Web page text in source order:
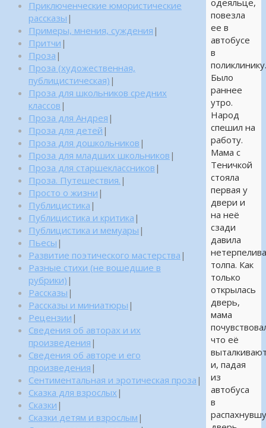
одеяльце,
повезла
ее в
автобусе
в
Было
раннее
утро.
Народ
спешил на
работу.
Мама с
Теничкой
стояла
первая у
двери и
на неё
сзади
давила
толпа. Как
только
открылась
дверь,
мама
что её
и, падая
из
автобуса
в
Приключенческие юмористические
рассказы |
Примеры, мнения, суждения |
Притчи |
Проза |
Проза (художественная,
публицистическая) |
Проза для школьников средних
классов |
Проза для Андрея |
Проза для детей |
Проза для дошкольников |
Проза для младших школьников |
Проза для старшеклассников |
Проза. Путешествия. |
Просто о жизни |
Публицистика |
Публицистика и критика |
Публицистика и мемуары |
Пьесы |
Развитие поэтического мастерства |
Разные стихи (не вошедшие в
рубрики) |
Рассказы |
Рассказы и миниатюры |
Рецензии |
Сведения об авторах и их
произведения |
Сведения об авторе и его
произведения |
Сентиментальная и эротическая проза |
Сказка для взрослых |
Сказки |
Сказки детям и взрослым |